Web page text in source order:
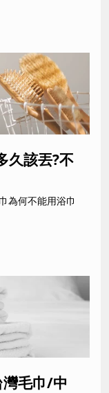
久該丟?不
毛巾/中